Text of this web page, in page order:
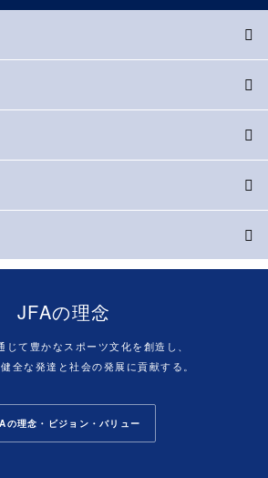
JFAの理念
じて豊かなスポーツ文化を創造し、
全な発達と社会の発展に貢献する。
の理念・ビジョン・バリュー